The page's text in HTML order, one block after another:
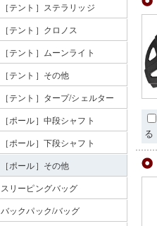
る
［テント］ステラリッジ
［テント］クロノス
［テント］ムーンライト
［テント］その他
［テント］タープ/シェルター
［ポール］中段シャフト
［ポール］下段シャフト
［ポール］その他
スリーピングバッグ
バックパック/バッグ